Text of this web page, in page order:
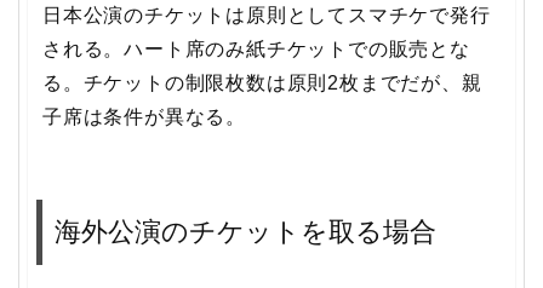
日本公演のチケットは原則としてスマチケで発行
される。ハート席のみ紙チケットでの販売とな
る。チケットの制限枚数は原則2枚までだが、親
子席は条件が異なる。
海外公演のチケットを取る場合